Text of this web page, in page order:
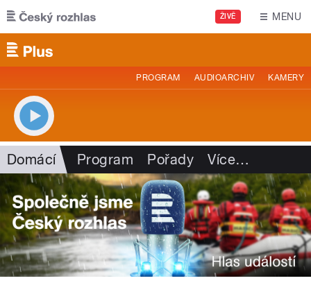
Přejít k hlavnímu obsahu
ŽIVĚ MENU
PROGRAM AUDIOARCHIV KAMERY
Domácí Program Pořady Více…